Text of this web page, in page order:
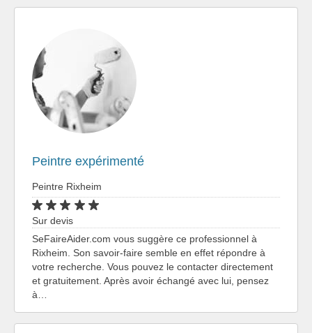
Peintre expérimenté
Peintre Rixheim
Sur devis
SeFaireAider.com vous suggère ce professionnel à
Rixheim. Son savoir-faire semble en effet répondre à
votre recherche. Vous pouvez le contacter directement
et gratuitement. Après avoir échangé avec lui, pensez
à…